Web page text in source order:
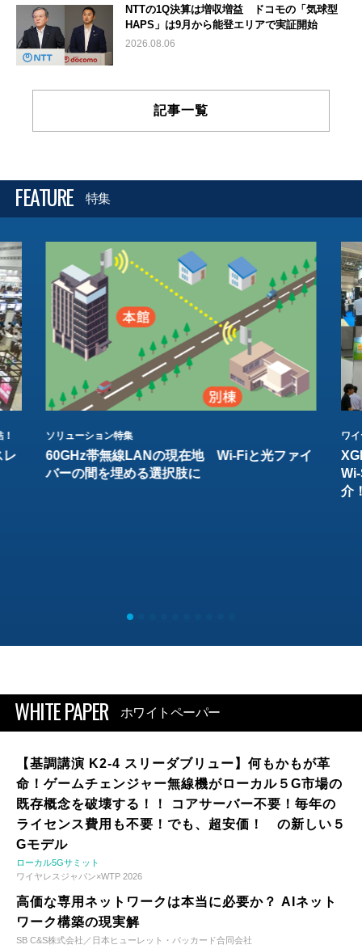
NTTの1Q決算は増収増益 ドコモの「気球型
HAPS」は9月から能登エリアで実証開始
2026.08.06
記事一覧
FEATURE 特集
レ
ソリューション特集
60GHz帯無線LANの現在地 Wi-Fiと光ファイ
バーの間を埋める選択肢に
ワ
介
WHITE PAPER ホワイトペーパー
【基調講演 K2-4 スリーダブリュー】何もかもが革
命！ゲームチェンジャー無線機がローカル５G市場の
既存概念を破壊する！！ コアサーバー不要！毎年の
ライセンス費用も不要！でも、超安価！ の新しい５
Gモデル
ローカル5Gサミット
ワイヤレスジャパン×WTP 2026
高価な専用ネットワークは本当に必要か？ AIネット
ワーク構築の現実解
SB C&S株式会社／日本ヒューレット・パッカード合同会社